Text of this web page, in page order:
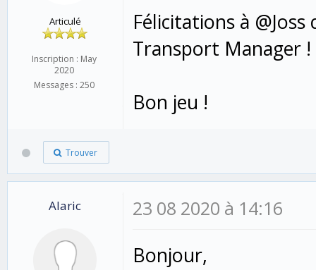
Articulé
Inscription : May
2020
Messages : 250
Félicitations à
Transport Manager !
Bon jeu !
Trouver
Alaric 23 08 2020 à 14:16
Bonjour,